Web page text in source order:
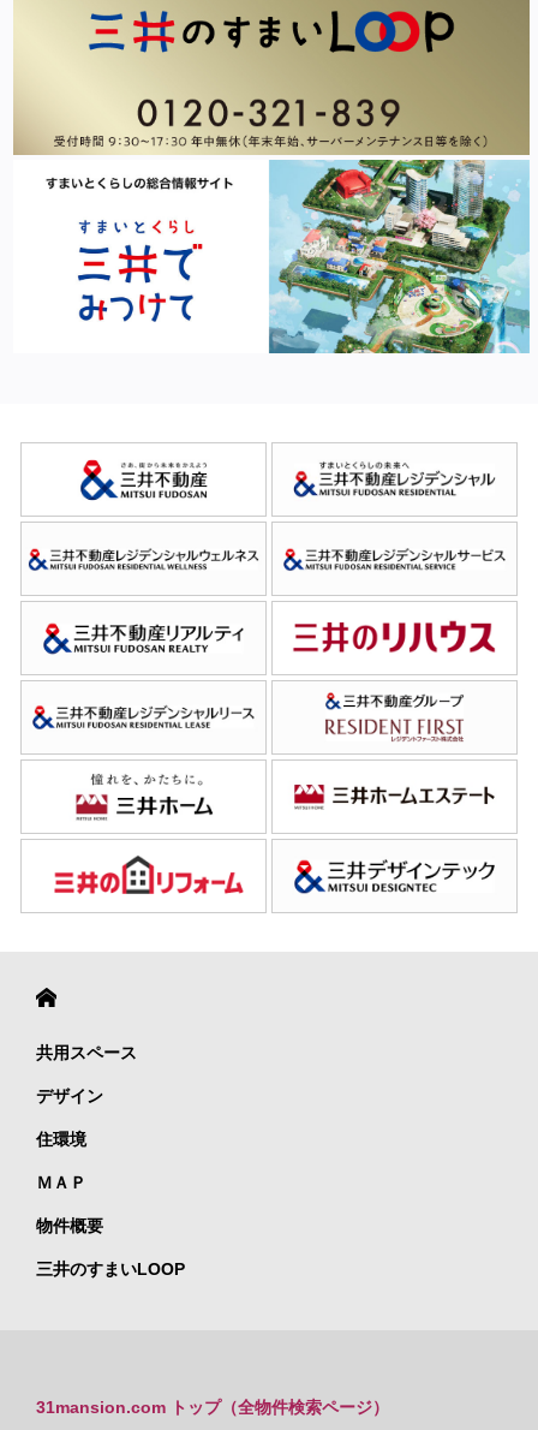
共用スペース
デザイン
住環境
ＭＡＰ
物件概要
三井のすまいLOOP
31mansion.com トップ（全物件検索ページ）